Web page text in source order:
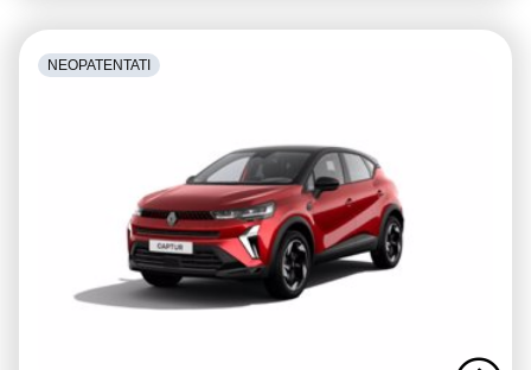
NEOPATENTATI